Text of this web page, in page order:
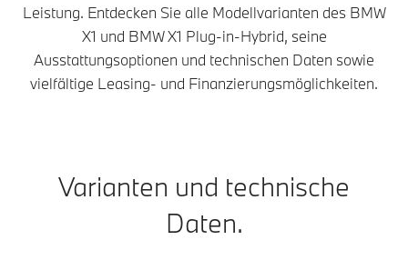
Leistung. Entdecken Sie alle Modellvarianten des BMW
X1 und BMW X1 Plug-in-Hybrid, seine
Ausstattungsoptionen und technischen Daten sowie
vielfältige Leasing- und Finanzierungsmöglichkeiten.
Varianten und technische
Daten.